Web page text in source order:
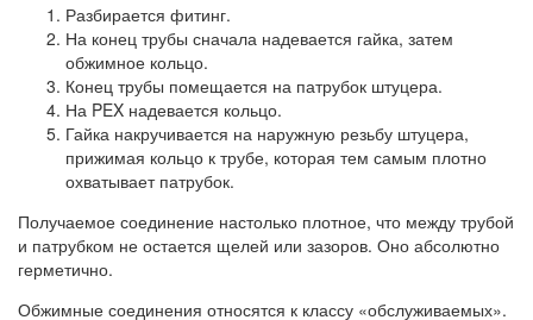
Разбирается фитинг.
На конец трубы сначала надевается гайка, затем
обжимное кольцо.
Конец трубы помещается на патрубок штуцера.
На PEX надевается кольцо.
Гайка накручивается на наружную резьбу штуцера,
прижимая кольцо к трубе, которая тем самым плотно
охватывает патрубок.
Получаемое соединение настолько плотное, что между трубой
и патрубком не остается щелей или зазоров. Оно абсолютно
герметично.
Обжимные соединения относятся к классу «обслуживаемых».